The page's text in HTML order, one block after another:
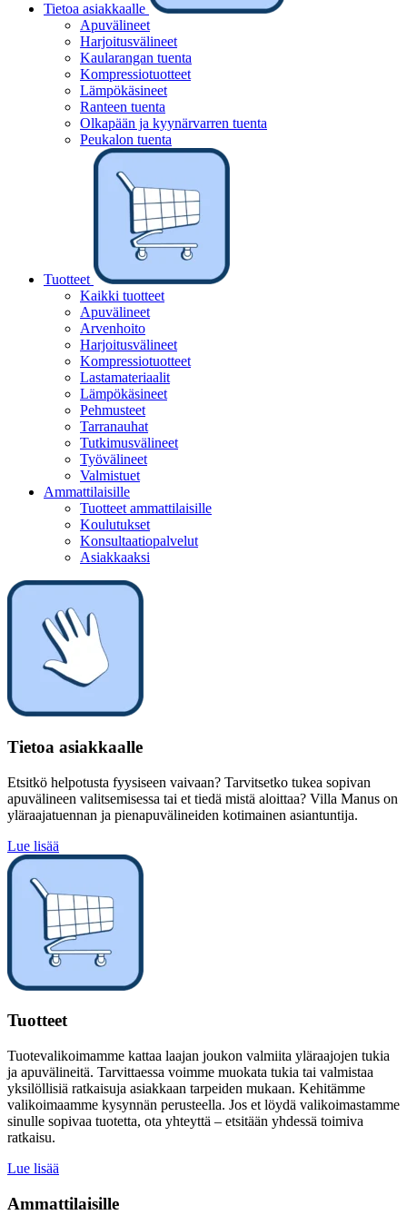
Tietoa asiakkaalle
Apuvälineet
Harjoitusvälineet
Kaularangan tuenta
Kompressiotuotteet
Lämpökäsineet
Ranteen tuenta
Olkapään ja kyynärvarren tuenta
Peukalon tuenta
Tuotteet
Kaikki tuotteet
Apuvälineet
Arvenhoito
Harjoitusvälineet
Kompressiotuotteet
Lastamateriaalit
Lämpökäsineet
Pehmusteet
Tarranauhat
Tutkimusvälineet
Työvälineet
Valmistuet
Ammattilaisille
Tuotteet ammattilaisille
Koulutukset
Konsultaatiopalvelut
Asiakkaaksi
Tietoa asiakkaalle
Etsitkö helpotusta fyysiseen vaivaan? Tarvitsetko tukea sopivan
apuvälineen valitsemisessa tai et tiedä mistä aloittaa? Villa Manus on
yläraajatuennan ja pienapuvälineiden kotimainen asiantuntija.
Lue lisää
Tuotteet
Tuotevalikoimamme kattaa laajan joukon valmiita yläraajojen tukia
ja apuvälineitä. Tarvittaessa voimme muokata tukia tai valmistaa
yksilöllisiä ratkaisuja asiakkaan tarpeiden mukaan. Kehitämme
valikoimaamme kysynnän perusteella. Jos et löydä valikoimastamme
sinulle sopivaa tuotetta, ota yhteyttä – etsitään yhdessä toimiva
ratkaisu.
Lue lisää
Ammattilaisille